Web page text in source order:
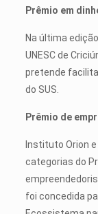
Prêmio em
Na última
UNESC de
pretende
do SUS.
Prêmio de
Instituto Orion e
categorias do
foi concedida